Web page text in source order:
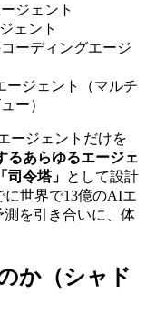
ジェント
ェント
ーディングエージ
ージェント（マルチ
ー）
ージェントだけを
るあらゆるエージェ
令塔」 として設計
に世界で13億のAIエ
を引き合いに、体
か（シャド